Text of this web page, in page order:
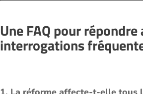
Une FAQ pour répondre
interrogations